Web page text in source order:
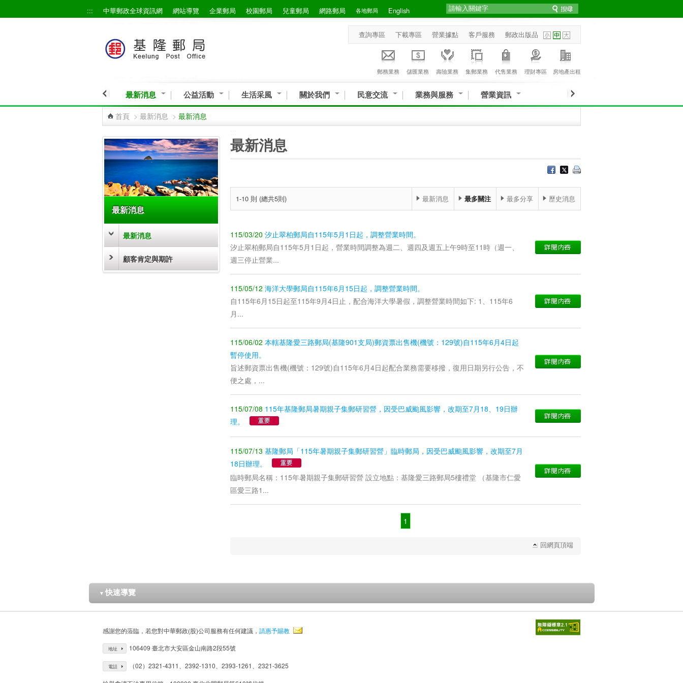
::: 中華郵政全球資訊網 網站導覽 企業郵局 校園郵局 兒童郵局 網路郵局 各地郵局 English
查詢專區 下載專區 營業據點 客戶服務 郵政出版品
郵務業務 儲匯業務 壽險業務 集郵業務 代售業務 理財專區 房地產出租
最新消息 公益活動 生活采風 關於我們 民意交流 業務與服務 營業資訊
首頁 > 最新消息 > 最新消息
最新消息
最新消息
顧客肯定與期許
最新消息
1-10 則 (總共5則) 最新消息 最多關注 最多分享 歷史消息
115/03/20 汐止翠柏郵局自115年5月1日起，調整營業時間。
汐止翠柏郵局自115年5月1日起，營業時間調整為週二、週四及週五上午9時至11時（週一、
週三停止營業...
115/05/12 海洋大學郵局自115年6月15日起，調整營業時間。
自115年6月15日起至115年9月4日止，配合海洋大學暑假，調整營業時間如下: 1、115年6
月...
115/06/02 本轄基隆愛三路郵局(基隆901支局)郵資票出售機(機號：129號)自115年6月4日起
暫停使用。
旨述郵資票出售機(機號：129號)自115年6月4日起配合業務需要移撥，復用日期另行公告，不
便之處，...
115/07/08 115年基隆郵局暑期親子集郵研習營，因受巴威颱風影響，改期至7月18、19日辦
理。
115/07/13 基隆郵局「115年暑期親子集郵研習營」臨時郵局，因受巴威颱風影響，改期至7月
18日辦理。
臨時郵局名稱：115年暑期親子集郵研習營 設立地點：基隆愛三路郵局5樓禮堂 （基隆市仁愛
區愛三路1...
1
回網頁頂端
▼ 快速導覽
感謝您的蒞臨，若您對中華郵政(股)公司服務有任何建議， 請惠予賜教
地址 106409 臺北市大安區金山南路2段55號
電話 （02）2321-4311、2392-1310、2393-1261、2321-3625